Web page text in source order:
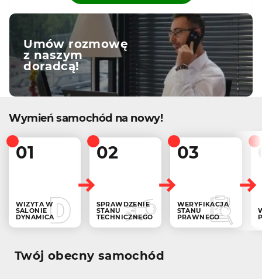
Umów rozmowę
z naszym
doradcą!
Wymień samochód na nowy!
01
WIZYTA W
SALONIE
DYNAMICA
02
SPRAWDZENIE
STANU
TECHNICZNEGO
03
WERYFIKACJA
STANU
PRAWNEGO
Twój obecny samochód